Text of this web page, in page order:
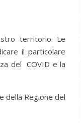
territorio. Le
il particolare
del COVID e la
della Regione del